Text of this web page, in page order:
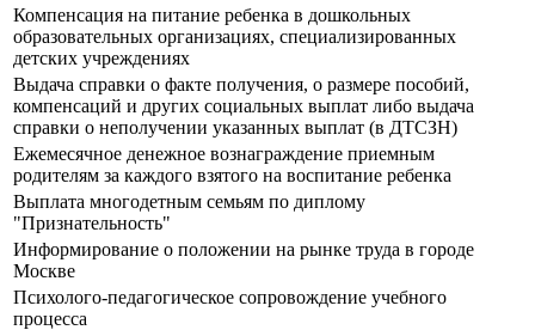
Компенсация на питание ребенка в дошкольных
образовательных организациях, специализированных
детских учреждениях
Выдача справки о факте получения, о размере пособий,
компенсаций и других социальных выплат либо выдача
справки о неполучении указанных выплат (в ДТСЗН)
Ежемесячное денежное вознаграждение приемным
родителям за каждого взятого на воспитание ребенка
Выплата многодетным семьям по диплому
"Признательность"
Информирование о положении на рынке труда в городе
Москве
Психолого-педагогическое сопровождение учебного
процесса